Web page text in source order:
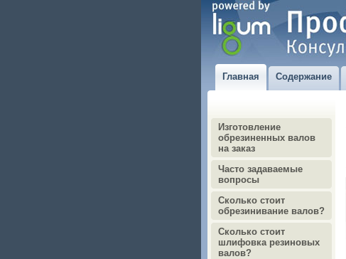
Главная Содержание
Изготовление
обрезиненных валов
на заказ
Часто задаваемые
вопросы
Сколько стоит
обрезинивание валов?
Сколько стоит
шлифовка резиновых
валов?